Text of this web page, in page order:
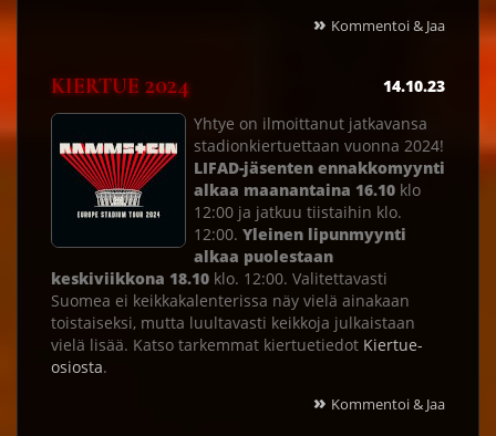
» Kommentoi & Jaa
KIERTUE 2024
14.10.23
Yhtye on ilmoittanut jatkavansa
stadionkiertuettaan vuonna 2024!
LIFAD-jäsenten ennakkomyynti
alkaa maanantaina 16.10 klo
12:00 ja jatkuu tiistaihin klo.
12:00. Yleinen lipunmyynti
alkaa puolestaan
keskiviikkona 18.10 klo. 12:00. Valitettavasti
Suomea ei keikkakalenterissa näy vielä ainakaan
toistaiseksi, mutta luultavasti keikkoja julkaistaan
vielä lisää. Katso tarkemmat kiertuetiedot Kiertue-
osiosta.
» Kommentoi & Jaa